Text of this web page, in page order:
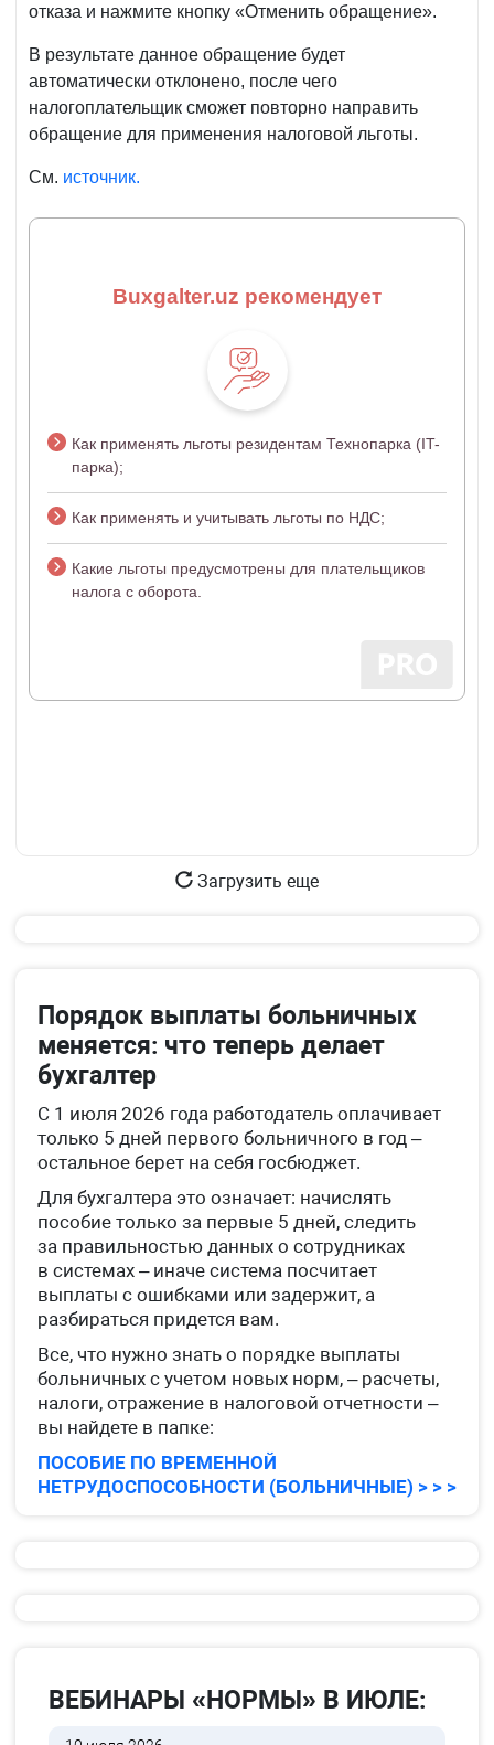
отказа и нажмите кнопку «Отменить обращение».
В результате данное обращение будет
автоматически отклонено, после чего
налогоплательщик сможет повторно направить
обращение для применения налоговой льготы.
См. источник.
Buxgalter.uz рекомендует
Как применять льготы резидентам Технопарка (IT-
парка);
Как применять и учитывать льготы по НДС;
Какие льготы предусмотрены для плательщиков
налога с оборота.
Загрузить еще
Порядок выплаты больничных
меняется: что теперь делает
бухгалтер
С 1 июля 2026 года работодатель оплачивает
только 5 дней первого больничного в год –
остальное берет на себя госбюджет.
Для бухгалтера это означает: начислять
пособие только за первые 5 дней, следить
за правильностью данных о сотрудниках
в системах – иначе система посчитает
выплаты с ошибками или задержит, а
разбираться придется вам.
Все, что нужно знать о порядке выплаты
больничных с учетом новых норм, – расчеты,
налоги, отражение в налоговой отчетности –
вы найдете в папке:
ПОСОБИЕ ПО ВРЕМЕННОЙ
НЕТРУДОСПОСОБНОСТИ (БОЛЬНИЧНЫЕ) > > >
ВЕБИНАРЫ «НОРМЫ» В ИЮЛЕ: